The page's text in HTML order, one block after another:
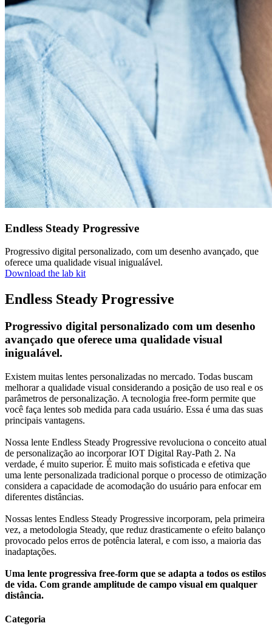
Endless Steady Progressive
Progressivo digital personalizado, com um desenho avançado, que
oferece uma qualidade visual inigualável.
Download the lab kit
Endless Steady Progressive
Progressivo digital personalizado com um desenho
avançado que oferece uma qualidade visual
inigualável.
Existem muitas lentes personalizadas no mercado. Todas buscam
melhorar a qualidade visual considerando a posição de uso real e os
parâmetros de personalização. A tecnologia free-form permite que
você faça lentes sob medida para cada usuário. Essa é uma das suas
principais vantagens.
Nossa lente Endless Steady Progressive revoluciona o conceito atual
de personalização ao incorporar IOT Digital Ray-Path 2. Na
verdade, é muito superior. É muito mais sofisticada e efetiva que
uma lente personalizada tradicional porque o processo de otimização
considera a capacidade de acomodação do usuário para enfocar em
diferentes distâncias.
Nossas lentes Endless Steady Progressive incorporam, pela primeira
vez, a metodologia Steady, que reduz drasticamente o efeito balanço
provocado pelos erros de potência lateral, e com isso, a maioria das
inadaptações.
Uma lente progressiva free-form que se adapta a todos os estilos
de vida. Com grande amplitude de campo visual em qualquer
distância.
Categoria